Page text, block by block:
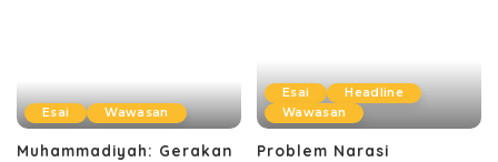
Esai Wawasan
Muhammadiyah: Gerakan
Esai
Headline
Wawasan
Problem Narasi